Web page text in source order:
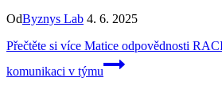
OdByznys Lab 4. 6. 2025
Přečtěte si více Matice odpovědnosti
komunikaci v týmu